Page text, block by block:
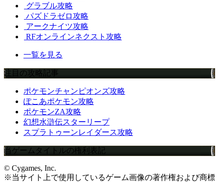
グラブル攻略
パズドラゼロ攻略
アークナイツ攻略
RFオンラインネクスト攻略
一覧を見る
注目の攻略記事
ポケモンチャンピオンズ攻略
ぽこあポケモン攻略
ポケモンZA攻略
幻想水滸伝スターリープ
スプラトゥーンレイダース攻略
当ゲームタイトルの権利表記
© Cygames, Inc.
※当サイト上で使用しているゲーム画像の著作権および商標